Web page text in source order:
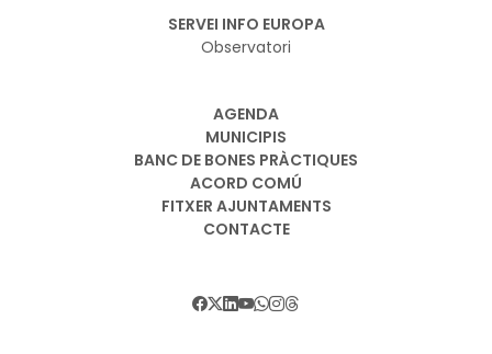
SERVEI INFO EUROPA
Observatori
AGENDA
MUNICIPIS
BANC DE BONES PRÀCTIQUES
ACORD COMÚ
FITXER AJUNTAMENTS
CONTACTE